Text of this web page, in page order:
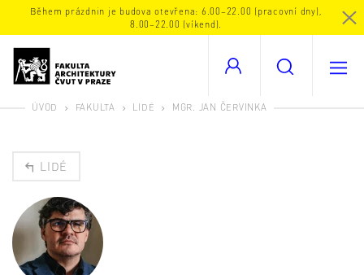
Během prázdnin je budova otevřena: 6.00–22.00 (pracovní dny),
8.00–22.00 (víkend).
ÚVOD FAKULTA LIDÉ MGR. JAN ČERVINKA
LIDÉ